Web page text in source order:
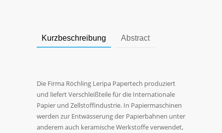
Kurzbeschreibung Abstract
Die Firma Röchling Leripa Papertech produziert
und liefert Verschleißteile für die Internationale
Papier und Zellstoffindustrie. In Papiermaschinen
werden zur Entwässerung der Papierbahnen unter
anderem auch keramische Werkstoffe verwendet,